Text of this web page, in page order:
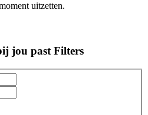
uitzetten.
jou past Filters